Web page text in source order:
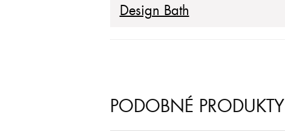
Design Bath
PODOBNÉ PRODUKTY